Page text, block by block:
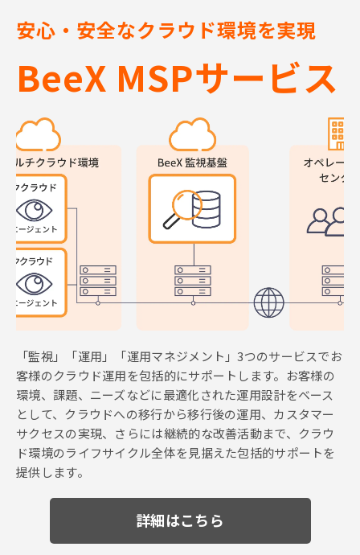
安心・安全なクラウド環境を実現
BeeX MSPサービス
「監視」「運用」「運用マネジメント」3つのサービスでお
客様のクラウド運用を包括的にサポートします。 お客様の
環境、課題、ニーズなどに最適化された運用設計をベース
として、クラウドへの移行から移行後の運用、カスタマー
サクセスの実現、さらには継続的な改善活動まで、クラウ
ド環境のライフサイクル全体を見据えた包括的サポートを
提供します。
詳細はこちら